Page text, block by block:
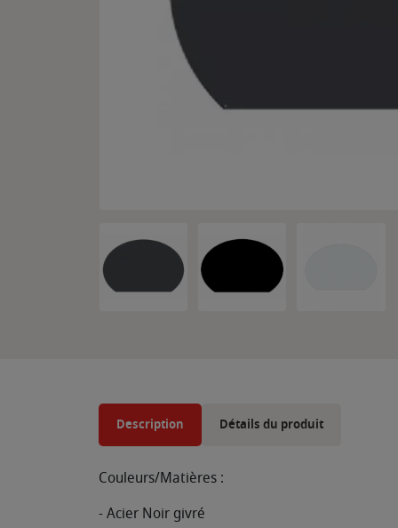
Description Détails du produit
Couleurs/Matières :
- Acier Noir givré